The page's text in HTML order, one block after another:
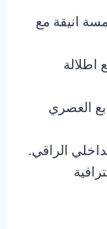
انيقة مع
اطلالة
العصري
الراقي.